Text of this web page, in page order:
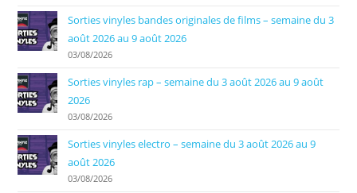
Sorties vinyles bandes originales de films – semaine du 3
août 2026 au 9 août 2026
03/08/2026
Sorties vinyles rap – semaine du 3 août 2026 au 9 août
2026
03/08/2026
Sorties vinyles electro – semaine du 3 août 2026 au 9
août 2026
03/08/2026